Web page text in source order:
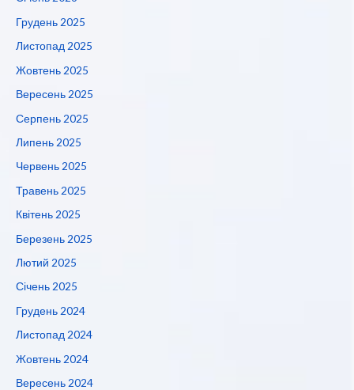
Грудень 2025
Листопад 2025
Жовтень 2025
Вересень 2025
Серпень 2025
Липень 2025
Червень 2025
Травень 2025
Квітень 2025
Березень 2025
Лютий 2025
Січень 2025
Грудень 2024
Листопад 2024
Жовтень 2024
Вересень 2024